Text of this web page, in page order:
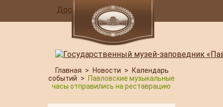
Доступная среда
Главная > Новости >
Календарь
событий >
Павловские музыкальные
часы отправились на реставрацию